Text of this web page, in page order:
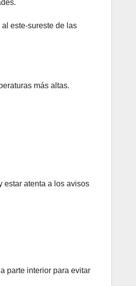
este-sureste de las
más altas.
estar atenta a los avisos
parte interior para evitar